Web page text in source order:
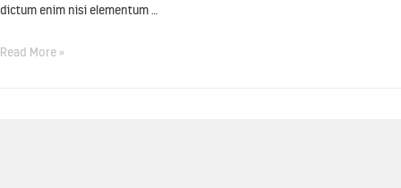
dictum enim nisi elementum …
Read More »